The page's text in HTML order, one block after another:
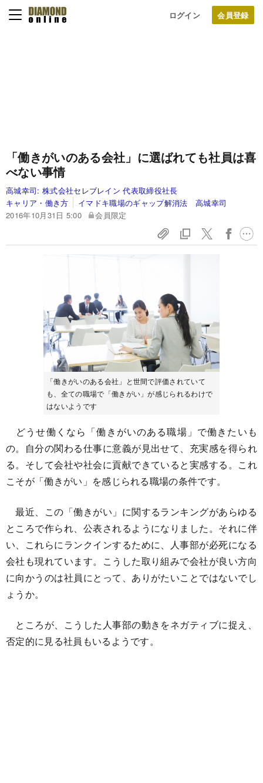
ログイン
「働きがいのある会社」に選ばれても社員は喜
べない事情
高城幸司: 株式会社セレブレイン 代表取締役社長
キャリア・働き方
イマドキ職場のギャップ解消法 高城幸司
2016年10月31日 5:00
会員限定
「働きがいのある会社」と世間で評価されていて
も、全ての職場で「働きがい」が感じられるわけで
はないようです
どうせ働くなら「働きがいのある職場」で働きたいも
の。自分の関わる仕事に意義が見出せて、充実感を得られ
る。そして会社や社会に貢献できていると実感する。これ
こそが「働きがい」を感じられる職場の条件です。
最近、この「働きがい」に関するランキングがあらゆる
ところで作られ、公表されるようになりました。それに伴
い、これらにランクインするために、人事部が必死になる
会社も現れています。こうした取り組みで会社が良い方向
に向かうのは社員にとって、ありがたいことではないでし
ょうか。
ところが、こうした人事部の動きをネガティブに捉え、
否定的に見る社員もいるようです。